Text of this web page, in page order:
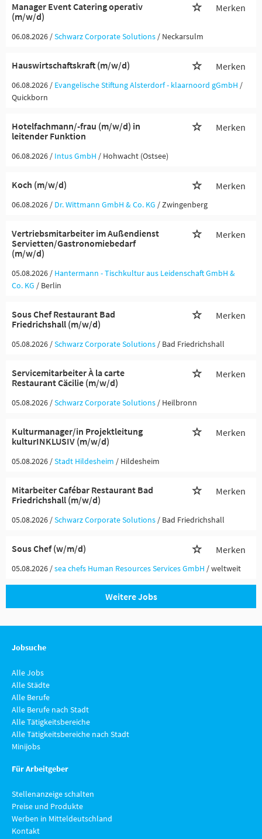
Manager Event Catering operativ
(m/w/d)
Merken
06.08.2026 /Schwarz Corporate Solutions / Neckarsulm
Hauswirtschaftskraft (m/w/d) Merken
06.08.2026 / Evangelische Stiftung Alsterdorf - klaarnoord gGmbH /
Quickborn
Hotelfachmann/-frau (m/w/d) in
leitender Funktion
Merken
06.08.2026 / Intus GmbH / Hohwacht (Ostsee)
Koch (m/w/d) Merken
06.08.2026 / Dr. Wittmann GmbH & Co. KG / Zwingenberg
Vertriebsmitarbeiter im Außendienst
Servietten/Gastronomiebedarf
(m/w/d)
Merken
05.08.2026 / Hantermann - Tischkultur aus Leidenschaft GmbH &
Co. KG / Berlin
Sous Chef Restaurant Bad
Friedrichshall (m/w/d)
Merken
05.08.2026 /Schwarz Corporate Solutions / Bad Friedrichshall
Servicemitarbeiter À la carte
Restaurant Cäcilie (m/w/d)
Merken
05.08.2026 /Schwarz Corporate Solutions / Heilbronn
Kulturmanager/in Projektleitung
kulturINKLUSIV (m/w/d)
Merken
05.08.2026 /Stadt Hildesheim / Hildesheim
Mitarbeiter Cafébar Restaurant Bad
Friedrichshall (m/w/d)
Merken
05.08.2026 /Schwarz Corporate Solutions / Bad Friedrichshall
Sous Chef (w/m/d) Merken
05.08.2026 /sea chefs Human Resources Services GmbH / weltweit
Weitere Jobs
Jobsuche
Alle Jobs
Alle Städte
Alle Berufe
Alle Berufe nach Stadt
Alle Tätigkeitsbereiche
Alle Tätigkeitsbereiche nach Stadt
Minijobs
Für Arbeitgeber
Stellenanzeige schalten
Preise und Produkte
Werben in Mitteldeutschland
Kontakt